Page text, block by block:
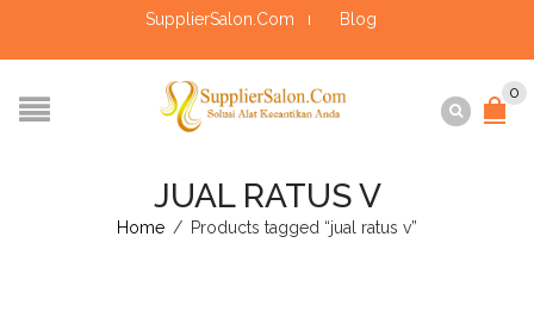
SupplierSalon.Com Blog
0
JUAL RATUS V
Home / Products tagged “jual ratus v”